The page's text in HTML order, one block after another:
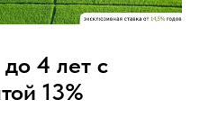
4 лет с
13%